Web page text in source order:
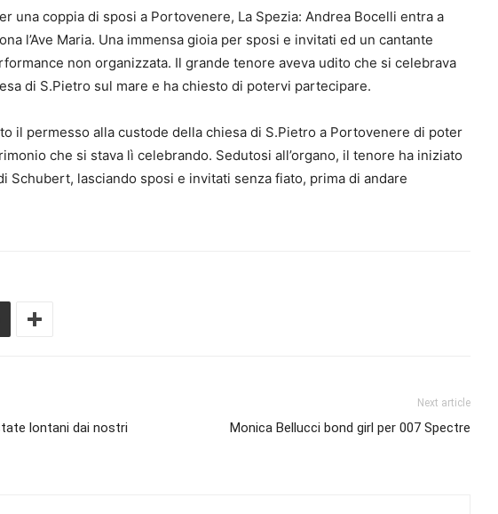
una coppia di sposi a Portovenere, La Spezia: Andrea Bocelli entra a
l’Ave Maria. Una immensa gioia per sposi e invitati ed un cantante
non organizzata. Il grande tenore aveva udito che si celebrava
di S.Pietro sul mare e ha chiesto di potervi partecipare.
il permesso alla custode della chiesa di S.Pietro a Portovenere di poter
che si stava lì celebrando. Sedutosi all’organo, il tenore ha iniziato
Schubert, lasciando sposi e invitati senza fiato, prima di andare
lontani dai nostri
Next article
Monica Bellucci bond girl per 007 Spectre